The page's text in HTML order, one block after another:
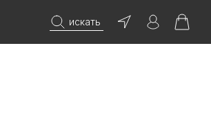
искать